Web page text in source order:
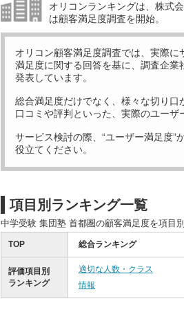
オリコンランキングは、株式
は顧客満足度調査を開始。
オリコン顧客満足度調査では、実際に
満足度に関する回答を基に、調査企業
発表しています。
総合満足度だけでなく、様々な切り口
口コミや評判といった、実際のユーザ
サービス検討の際、“ユーザー満足度”
役立てください。
項目別ランキング一覧
中学受験 集団塾 首都圏の顧客満足度を項目
TOP 総合ランキング
評価項目別
ランキング
適切な人数・クラス
情報